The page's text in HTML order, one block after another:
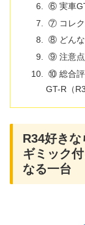
⑥ 実車
⑦ コレク
⑧ どんな
⑨ 注意点
⑩ 総合評
GT-R（
R34好き
ギミック
なる一台